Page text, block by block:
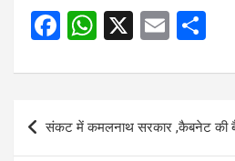
F
ce
o
W
at
A
X
E
ail ar
Post
navigation
संकट में कमलनाथ सरकार ,कैबनेट की